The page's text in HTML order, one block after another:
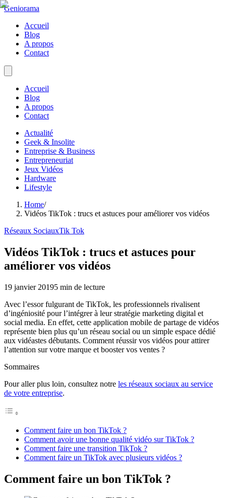
Geniorama
Accueil
Blog
A propos
Contact
Accueil
Blog
A propos
Contact
Actualité
Geek & Insolite
Entreprise & Business
Entrepreneuriat
Jeux Vidéos
Hardware
Lifestyle
Home/
Vidéos TikTok : trucs et astuces pour améliorer vos vidéos
Réseaux SociauxTik Tok
Vidéos TikTok : trucs et astuces pour
améliorer vos vidéos
19 janvier 20195 min de lecture
Avec l’essor fulgurant de TikTok, les professionnels rivalisent
d’ingéniosité pour l’intégrer à leur stratégie marketing digital et
social media. En effet, cette application mobile de partage de vidéos
représente bien plus qu’un réseau social ou un simple espace dédié
aux vidéastes débutants. Comment réussir vos vidéos pour attirer
l’attention sur votre marque et booster vos ventes ?
Sommaires
Pour aller plus loin, consultez notre les réseaux sociaux au service
de votre entreprise.
Comment faire un bon TikTok ?
Comment avoir une bonne qualité vidéo sur TikTok ?
Comment faire une transition TikTok ?
Comment faire un TikTok avec plusieurs vidéos ?
Comment faire un bon TikTok ?